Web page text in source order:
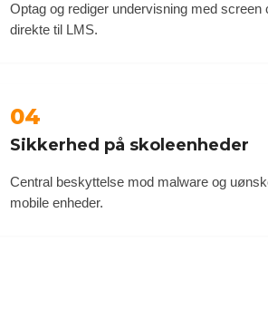
Optag og rediger undervisning med
direkte til LMS.
04
Sikkerhed på skoleenheder
Central beskyttelse mod malware og
mobile enheder.